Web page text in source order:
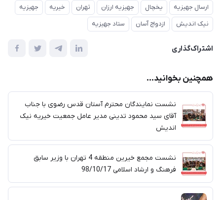
ارسال جهیزیه یخچال جهیزیه ارزان تهران خیریه
جهیزیه
نیک اندیش
ازدواج آسان ستاد جهیزیه
اشتراک‌گذاری
همچنین بخوانید...
نشست نمایندگان محترم آستان قدس رضوی با جناب
آقای سید محمود تدینی مدیر عامل جمعیت خیریه نیک
اندیش
نشست مجمع خیرین منطقه 4 تهران با وزیر سابق
فرهنگ و ارشاد اسلامی 98/10/17